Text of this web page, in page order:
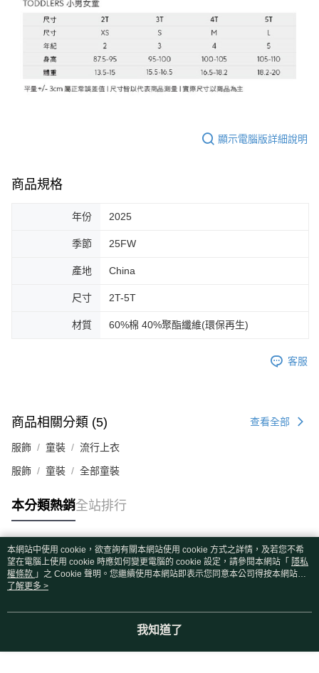
顯示電腦版詳細說明
商品規格
年份 2025
季節 25FW
產地 China
尺寸 2T-5T
材質 60%棉 40%聚酯纖維(環保再生)
客服
商品相關分類 (5) 查看全部
服飾 童裝 流行上衣
服飾 童裝 全部童裝
本分類熱銷全站排行
熱門標籤
本網站中使用 cookie，欲查詢有關本網站使用 cookie 方式之詳情，及若您不希
望在電腦上使用 cookie 時應如何變更電腦的 cookie 設定，請參閱本網站「 隱私
權條款 」之 Cookie 聲明。您繼續使用本網站即表示您同意本公司得按本網站使
用條款之 Cookie 聲明使用 cookie。
了解更多 >
我知道了